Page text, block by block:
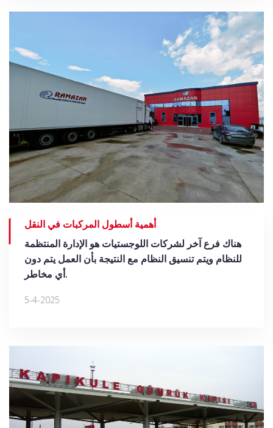
أهمية أسطول المركبات في النقل
هناك فرع آخر لشركات اللوجستيات هو الإدارة المنتظمة
للنظام ويتم تنسيق النظام مع النتيجة بأن العمل يتم دون
أي مخاطر.
5-4-2025